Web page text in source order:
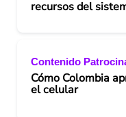
recursos del
Contenido
Cómo Colombia
el celular